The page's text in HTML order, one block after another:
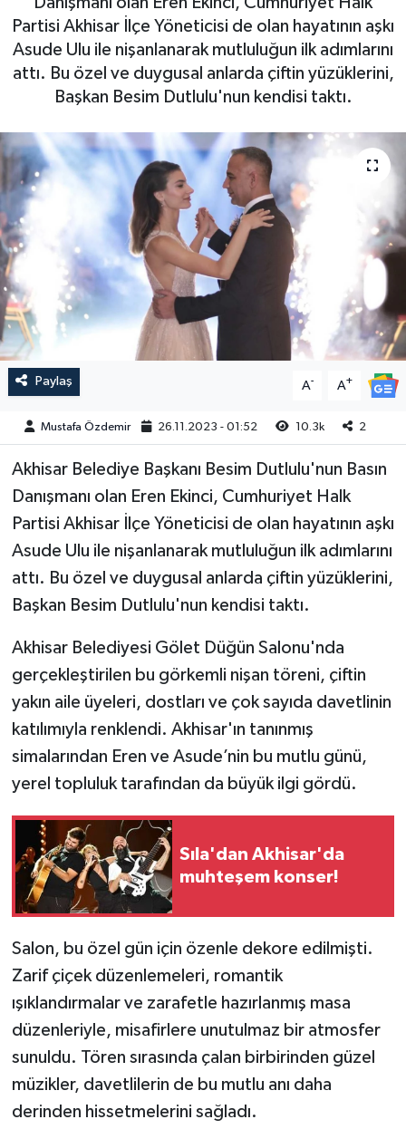
Partisi Akhisar İlçe Yöneticisi de olan hayatının aşkı
Asude Ulu ile nişanlanarak mutluluğun ilk adımlarını
attı. Bu özel ve duygusal anlarda çiftin yüzüklerini,
Başkan Besim Dutlulu'nun kendisi taktı.
Paylaş A- A+
Mustafa Özdemir 26.11.2023 - 01:52 10.3k 2
Akhisar Belediye Başkanı Besim Dutlulu'nun Basın
Danışmanı olan Eren Ekinci, Cumhuriyet Halk
Partisi Akhisar İlçe Yöneticisi de olan hayatının aşkı
Asude Ulu ile nişanlanarak mutluluğun ilk adımlarını
attı. Bu özel ve duygusal anlarda çiftin yüzüklerini,
Başkan Besim Dutlulu'nun kendisi taktı.
Akhisar Belediyesi Gölet Düğün Salonu'nda
gerçekleştirilen bu görkemli nişan töreni, çiftin
yakın aile üyeleri, dostları ve çok sayıda davetlinin
katılımıyla renklendi. Akhisar'ın tanınmış
simalarından Eren ve Asude’nin bu mutlu günü,
yerel topluluk tarafından da büyük ilgi gördü.
Sıla'dan Akhisar'da
muhteşem konser!
Salon, bu özel gün için özenle dekore edilmişti.
Zarif çiçek düzenlemeleri, romantik
ışıklandırmalar ve zarafetle hazırlanmış masa
düzenleriyle, misafirlere unutulmaz bir atmosfer
sunuldu. Tören sırasında çalan birbirinden güzel
müzikler, davetlilerin de bu mutlu anı daha
derinden hissetmelerini sağladı.
Magazin
Duyurular
Kadın
Teknoloji
Akhisar Emlak
Etiketler
Duyurular
Tarım-Gıda
Röportaj
Yaşam
Kadın
Akhisar Emlak
Ülke
Etiketler